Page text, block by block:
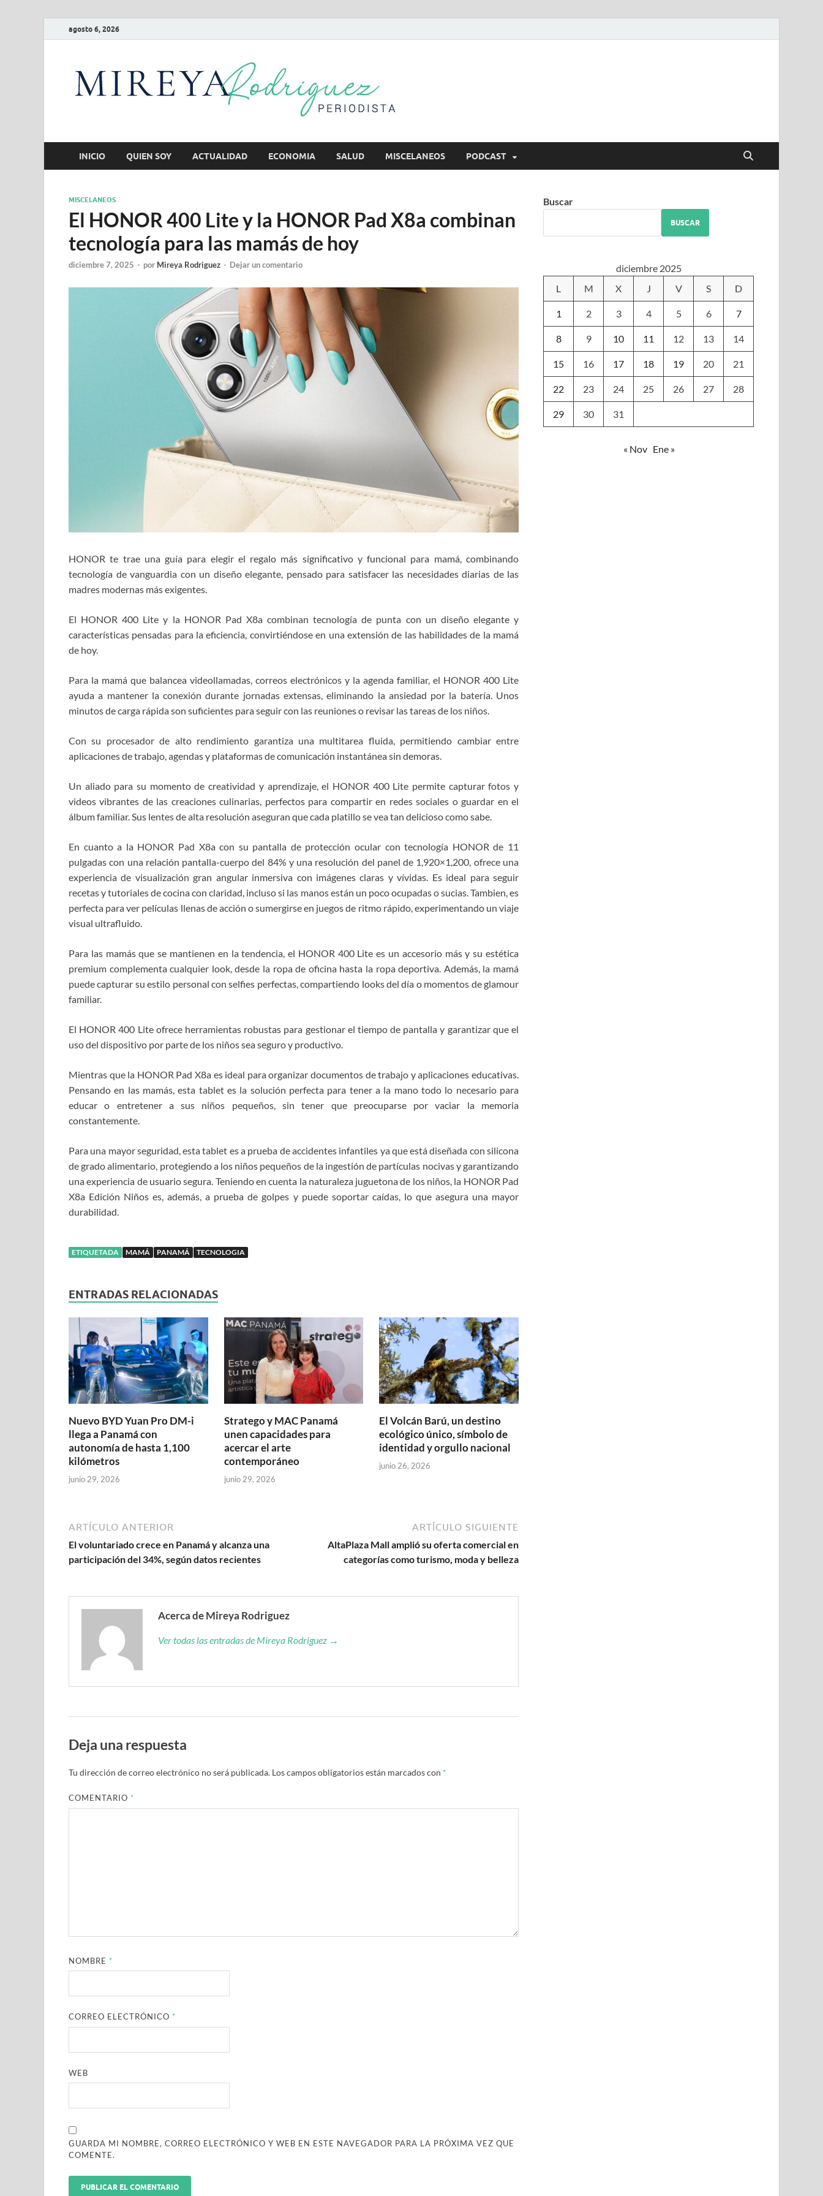
agosto 6, 2026
INICIO QUIEN SOY ACTUALIDAD ECONOMIA SALUD MISCELANEOS PODCAST
MISCELANEOS
El HONOR 400 Lite y la HONOR Pad X8a combinan
tecnología para las mamás de hoy
diciembre 7, 2025 - por Mireya Rodriguez - Dejar un comentario
HONOR te trae una guía para elegir el regalo más significativo y funcional para mamá, combinando
tecnología de vanguardia con un diseño elegante, pensado para satisfacer las necesidades diarias de las
madres modernas más exigentes.
El HONOR 400 Lite y la HONOR Pad X8a combinan tecnología de punta con un diseño elegante y
características pensadas para la eficiencia, convirtiéndose en una extensión de las habilidades de la mamá
de hoy.
Para la mamá que balancea videollamadas, correos electrónicos y la agenda familiar, el HONOR 400 Lite
ayuda a mantener la conexión durante jornadas extensas, eliminando la ansiedad por la batería. Unos
minutos de carga rápida son suficientes para seguir con las reuniones o revisar las tareas de los niños.
Con su procesador de alto rendimiento garantiza una multitarea fluida, permitiendo cambiar entre
aplicaciones de trabajo, agendas y plataformas de comunicación instantánea sin demoras.
Un aliado para su momento de creatividad y aprendizaje, el HONOR 400 Lite permite capturar fotos y
videos vibrantes de las creaciones culinarias, perfectos para compartir en redes sociales o guardar en el
álbum familiar. Sus lentes de alta resolución aseguran que cada platillo se vea tan delicioso como sabe.
En cuanto a la HONOR Pad X8a con su pantalla de protección ocular con tecnología HONOR de 11
pulgadas con una relación pantalla-cuerpo del 84% y una resolución del panel de 1,920×1,200, ofrece una
experiencia de visualización gran angular inmersiva con imágenes claras y vívidas. Es ideal para seguir
recetas y tutoriales de cocina con claridad, incluso si las manos están un poco ocupadas o sucias. Tambien, es
perfecta para ver películas llenas de acción o sumergirse en juegos de ritmo rápido, experimentando un viaje
visual ultrafluido.
Para las mamás que se mantienen en la tendencia, el HONOR 400 Lite es un accesorio más y su estética
premium complementa cualquier look, desde la ropa de oficina hasta la ropa deportiva. Además, la mamá
puede capturar su estilo personal con selfies perfectas, compartiendo looks del día o momentos de glamour
familiar.
El HONOR 400 Lite ofrece herramientas robustas para gestionar el tiempo de pantalla y garantizar que el
uso del dispositivo por parte de los niños sea seguro y productivo.
Mientras que la HONOR Pad X8a es ideal para organizar documentos de trabajo y aplicaciones educativas.
Pensando en las mamás, esta tablet es la solución perfecta para tener a la mano todo lo necesario para
educar o entretener a sus niños pequeños, sin tener que preocuparse por vaciar la memoria
constantemente.
Para una mayor seguridad, esta tablet es a prueba de accidentes infantiles ya que está diseñada con silicona
de grado alimentario, protegiendo a los niños pequeños de la ingestión de partículas nocivas y garantizando
una experiencia de usuario segura. Teniendo en cuenta la naturaleza juguetona de los niños, la HONOR Pad
X8a Edición Niños es, además, a prueba de golpes y puede soportar caídas, lo que asegura una mayor
durabilidad.
ETIQUETADA MAMÁ PANAMÁ TECNOLOGIA
ENTRADAS RELACIONADAS
Nuevo BYD Yuan Pro DM-i
llega a Panamá con
autonomía de hasta 1,100
kilómetros
junio 29, 2026
Stratego y MAC Panamá
unen capacidades para
acercar el arte
contemporáneo
junio 29, 2026
El Volcán Barú, un destino
ecológico único, símbolo de
identidad y orgullo nacional
junio 26, 2026
ARTÍCULO ANTERIOR
El voluntariado crece en Panamá y alcanza una
participación del 34%, según datos recientes
ARTÍCULO SIGUIENTE
AltaPlaza Mall amplió su oferta comercial en
categorías como turismo, moda y belleza
Acerca de Mireya Rodriguez
Ver todas las entradas de Mireya Rodriguez →
Deja una respuesta
Tu dirección de correo electrónico no será publicada. Los campos obligatorios están marcados con *
COMENTARIO *
NOMBRE *
CORREO ELECTRÓNICO *
WEB
GUARDA MI NOMBRE, CORREO ELECTRÓNICO Y WEB EN ESTE NAVEGADOR PARA LA PRÓXIMA VEZ QUE
COMENTE.
Buscar
BUSCAR
diciembre 2025
L
M X J V S D
1 2 3 4 5 6 7
8 9 10 11 12 13 14
15 16 17 18 19 20 21
22 23 24 25 26 27 28
29 30 31
« Nov Ene »